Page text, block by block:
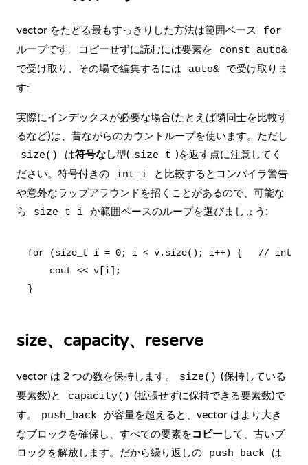
vector をたどる最もすっきりした方法は範囲ベース for
ループです。コピーせずに読むには要素を const auto&
で受け取り、その場で編集するには auto&
で受け取りま
す:
実際にインデックスが必要な場合(たとえば隣同士を比較す
るなど)は、昔ながらのカウントループを使います。ただし
size() は符号なし型( size_t )を返す点に注意してく
ださい。符号付きの
int i
と比較するとコンパイラ警告
や意外なラップアラウンドを招くことがあるので、可能な
ら
size_t i か範囲ベースのループを選びましょう:
for (size_t i = 0; i < v.size(); i++) {   // int で
    cout << v[i];
size、capacity、reserve
vector は 2 つの数を保持します。 size() (保持している
要素数)と
capacity() (拡張せずに保持できる要素数)で
す。
push_back
が容量を超えると、vector はより大き
なブロックを確保し、すべての要素をコピーして、古いブ
ロックを解放します。だから繰り返しの
push_back
は